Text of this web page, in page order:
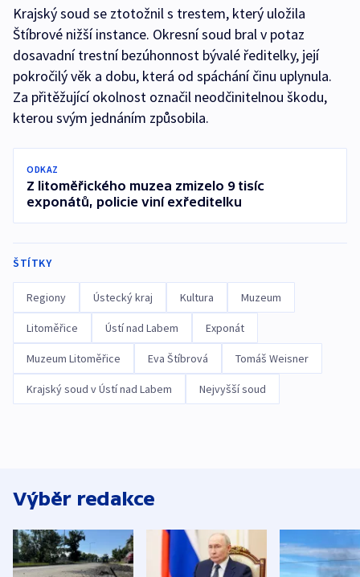
Krajský soud se ztotožnil s trestem, který uložila
Štíbrové nižší instance. Okresní soud bral v potaz
dosavadní trestní bezúhonnost bývalé ředitelky, její
pokročilý věk a dobu, která od spáchání činu uplynula.
Za přitěžující okolnost označil neodčinitelnou škodu,
kterou svým jednáním způsobila.
ODKAZ
Z litoměřického muzea zmizelo 9 tisíc
exponátů, policie viní exředitelku
ŠTÍTKY
Regiony Ústecký kraj Kultura Muzeum
Litoměřice Ústí nad Labem Exponát
Muzeum Litoměřice Eva Štíbrová Tomáš Weisner
Krajský soud v Ústí nad Labem Nejvyšší soud
Výběr redakce